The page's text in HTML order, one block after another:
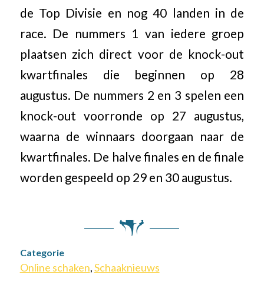
de Top Divisie en nog 40 landen in de
race. De nummers 1 van iedere groep
plaatsen zich direct voor de knock-out
kwartfinales die beginnen op 28
augustus. De nummers 2 en 3 spelen een
knock-out voorronde op 27 augustus,
waarna de winnaars doorgaan naar de
kwartfinales. De halve finales en de finale
worden gespeeld op 29 en 30 augustus.
Categorie
Online schaken,Schaaknieuws